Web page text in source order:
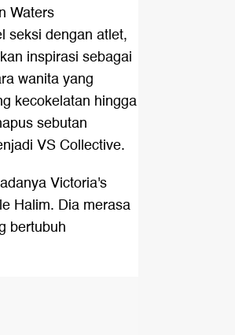
Waters
seksi dengan atlet,
inspirasi sebagai
wanita yang
kecokelatan hingga
sebutan
VS Collective.
Victoria's
Halim. Dia merasa
bertubuh